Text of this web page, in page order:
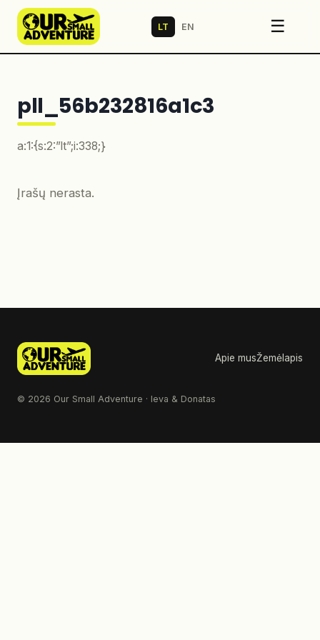
LT EN ☰
pll_56b232816a1c3
a:1:{s:2:”lt”;i:338;}
Įrašų nerasta.
Apie musŽemėlapis
© 2026 Our Small Adventure · Ieva & Donatas